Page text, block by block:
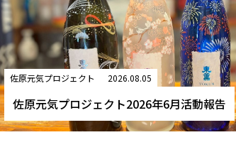
佐原元気プロジェクト 2026.08.05
佐原元気プロジェクト2026年6月活動報告